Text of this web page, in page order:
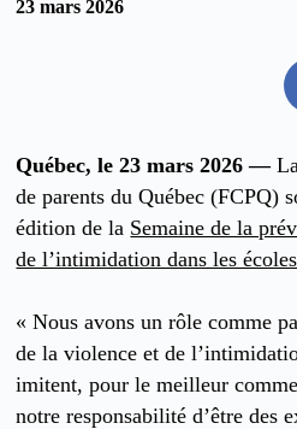
23 mars 2026
Québec, le 23 mars 2026 —
de parents du Québec (FCPQ)
édition de la Semaine de la
de l’intimidation dans les écoles
« Nous avons un rôle comme
de la violence et de
imitent, pour le meilleur
notre responsabilité d’être des